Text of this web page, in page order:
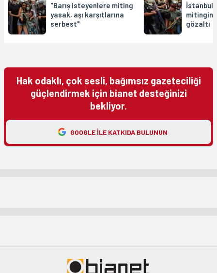
"Barış isteyenlere miting
yasak, aşı karşıtlarına
serbest"
İstanbul
gözaltı
Hak odaklı, çok sesli, bağımsız gazeteciliği
güçlendirmek için bianet desteğinizi
bekliyor.
GOOGLE ILE KATKIDA BULUNUN